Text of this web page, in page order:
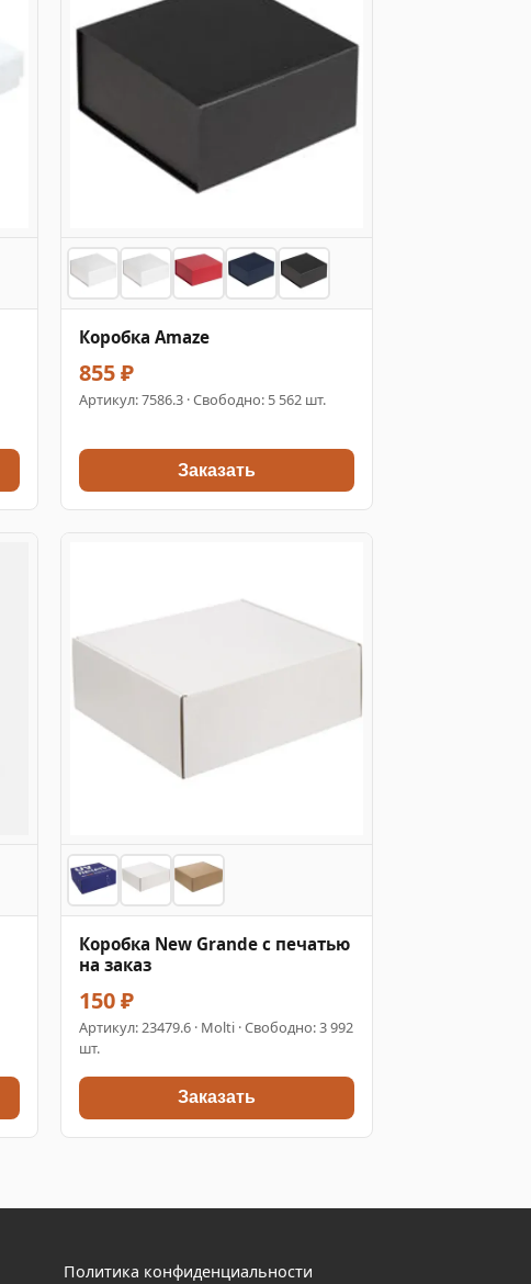
Коробка Amaze
855 ₽
Артикул:7586.3 · Свободно: 5 562 шт.
Заказать
Коробка New Grande с печатью
на заказ
150 ₽
Артикул:23479.6 · Molti · Свободно: 3 992
шт.
Заказать
Политика конфиденциальности